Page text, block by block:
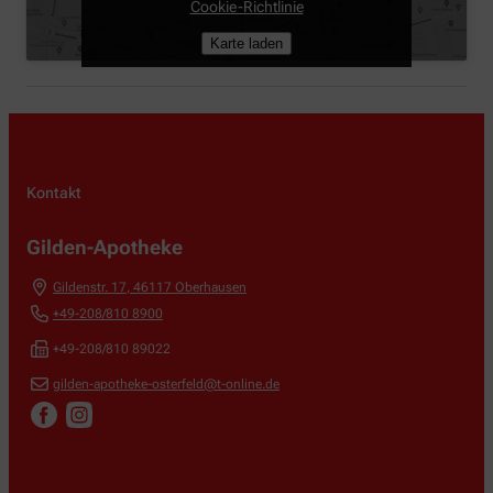
Cookie-Richtlinie
Karte laden
Kontakt
Gilden-Apotheke
Gildenstr. 17, 46117 Oberhausen
+49-208/810 8900
+49-208/810 89022
gilden-apotheke-osterfeld@t-online.de